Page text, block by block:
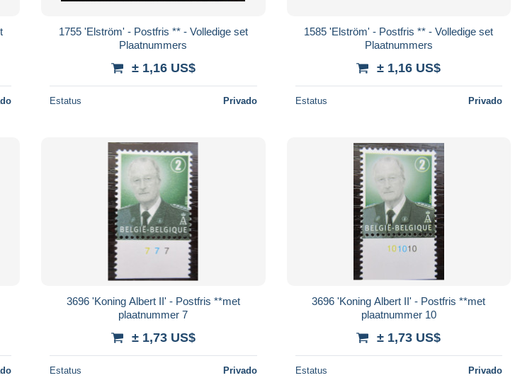
1755 'Elström' - Postfris ** - Volledige set
Plaatnummers
± 1,16 US$
Estatus Privado
1585 'Elström' - Postfris ** - Volledige set
Plaatnummers
± 1,16 US$
Estatus Privado
3696 'Koning Albert II' - Postfris **met
plaatnummer 7
± 1,73 US$
Estatus Privado
3696 'Koning Albert II' - Postfris **met
plaatnummer 10
± 1,73 US$
Estatus Privado